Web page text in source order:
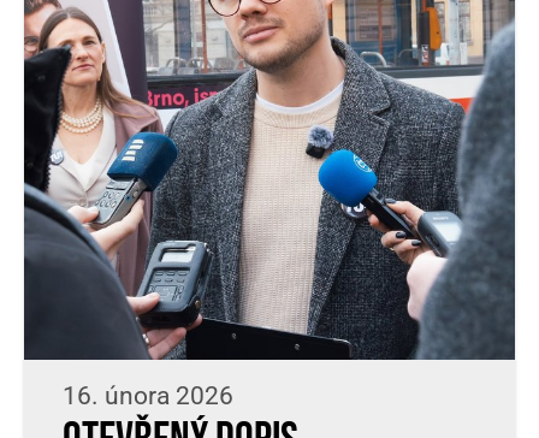
16. února 2026